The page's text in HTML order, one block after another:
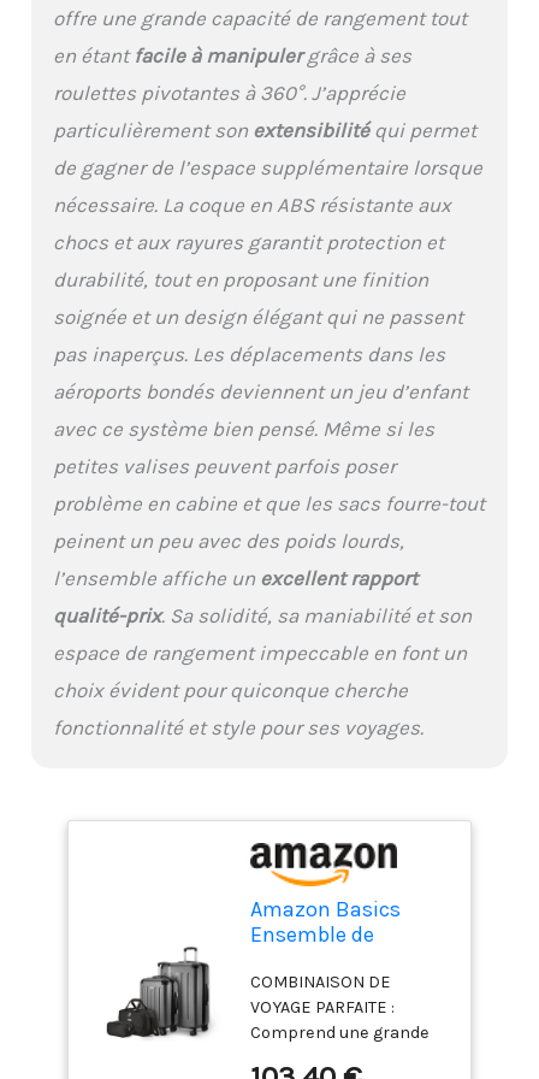
design extensible,
offrant jusqu’à 15 %
d’espace en plus afin de
maximiser l’espace pour
les voyages plus longs.
EMPILABLE ET FACILE À
TRANSPORTER : Toutes
les pièces s’emboîtent
les unes dans les autres
pour un rangement peu
le sac fourre-tout et le
sac de voyage compact
empilés sur la valise
pour un transport
MOBILITÉ FLUIDE ET À
BRUIT RÉDUIT : Les
pivotantes permettent
de manœuvrer sans
effort et avec un bruit
réduit, tandis que la
poignée télescopique et
la construction légère
facilitent la
manipulation et le
offre une grande capacité de rangement tout
en étant facile à manipulergrâce à ses
roulettes pivotantes à 360°. J’apprécie
particulièrement son extensibilitéqui permet
de gagner de l’espace supplémentaire lorsque
nécessaire. La coque en ABS résistante aux
chocs et aux rayures garantit protection et
durabilité, tout en proposant une finition
soignée et un design élégant qui ne passent
pas inaperçus. Les déplacements dans les
aéroports bondés deviennent un jeu d’enfant
avec ce système bien pensé. Même si les
petites valises peuvent parfois poser
problème en cabine et que les sacs fourre-tout
peinent un peu avec des poids lourds,
l’ensemble affiche un excellent rapport
qualité-prix. Sa solidité, sa maniabilité et son
espace de rangement impeccable en font un
choix évident pour quiconque cherche
fonctionnalité et style pour ses voyages.
Amazon Basics
Ensemble de
Pièces, Grande
Valise, Bagage
Cabine, Sac Fourre-
Tout, Sac de Voyage
COMBINAISON DE
VOYAGE PARFAITE :
Comprend une grande